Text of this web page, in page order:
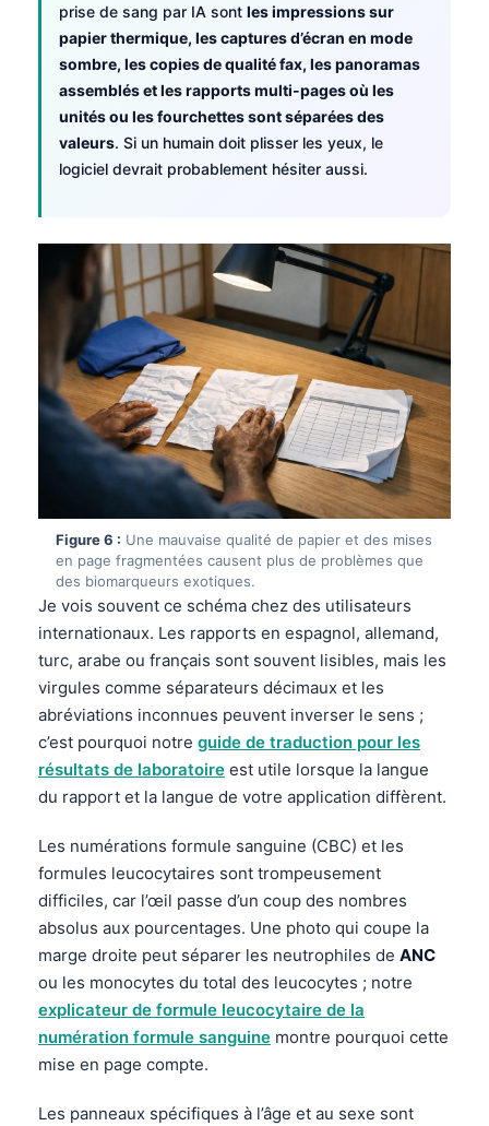
prise de sang par IA sont les impressions sur
papier thermique, les captures d’écran en mode
sombre, les copies de qualité fax, les panoramas
assemblés et les rapports multi-pages où les
unités ou les fourchettes sont séparées des
valeurs. Si un humain doit plisser les yeux, le
logiciel devrait probablement hésiter aussi.
Figure 6 : Une mauvaise qualité de papier et des mises
en page fragmentées causent plus de problèmes que
des biomarqueurs exotiques.
Je vois souvent ce schéma chez des utilisateurs
internationaux. Les rapports en espagnol, allemand,
turc, arabe ou français sont souvent lisibles, mais les
virgules comme séparateurs décimaux et les
abréviations inconnues peuvent inverser le sens ;
c’est pourquoi notre guide de traduction pour les
résultats de laboratoire est utile lorsque la langue
du rapport et la langue de votre application diffèrent.
Les numérations formule sanguine (CBC) et les
formules leucocytaires sont trompeusement
difficiles, car l’œil passe d’un coup des nombres
absolus aux pourcentages. Une photo qui coupe la
marge droite peut séparer les neutrophiles de ANC
ou les monocytes du total des leucocytes ; notre
explicateur de formule leucocytaire de la
numération formule sanguine montre pourquoi cette
mise en page compte.
Les panneaux spécifiques à l’âge et au sexe sont
Հայերեն
Íslenska
Српски језик
Svenska
Bosanski
Azərbaycan dili
Eesti
日本語
Čeština
ქართული
Русский
Lietuvių kalba
Polski
한국어
Slovenščina
Magyar
Shqip
বাংলা
اردو
मराठी
తెలుగు
தமிழ்
ગુજરાતી
Bahasa Melayu
Tiếng Việt
Tagalog
ไทย
ဗမာစာ